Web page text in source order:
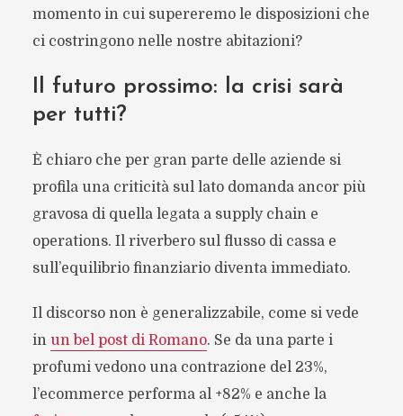
momento in cui supereremo le disposizioni che
ci costringono nelle nostre abitazioni?
Il futuro prossimo: la crisi sarà
per tutti?
È chiaro che per gran parte delle aziende si
profila una criticità sul lato domanda ancor più
gravosa di quella legata a supply chain e
operations. Il riverbero sul flusso di cassa e
sull’equilibrio finanziario diventa immediato.
Il discorso non è generalizzabile, come si vede
in un bel post di Romano. Se da una parte i
profumi vedono una contrazione del 23%,
l’ecommerce performa al +82% e anche la